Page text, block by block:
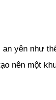
yên như
nên một